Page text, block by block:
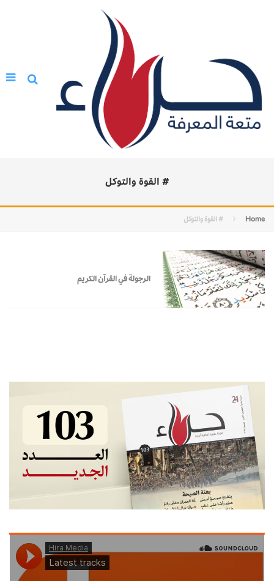
# القوة والتوكل
Home # القوة والتوكل
الرجولة في القرآن الكريم